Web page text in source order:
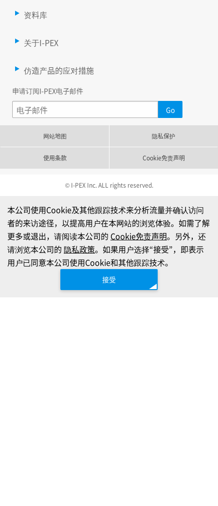
资料库
关于I-PEX
仿造产品的应对措施
申请订阅I-PEX电子邮件
网站地图 隐私保护
使用条款 Cookie免责声明
© I-PEX Inc. ALL rights reserved.
本公司使用Cookie及其他跟踪技术来分析流量并确认访问
者的来访途径，以提高用户在本网站的浏览体验。如需了解
更多或退出，请阅读本公司的 Cookie免责声明。另外，还
请浏览本公司的 隐私政策。如果用户选择“接受”，即表示
用户已同意本公司使用Cookie和其他跟踪技术。
接受